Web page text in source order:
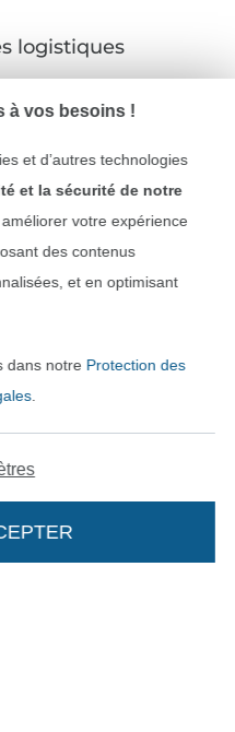
logistiques
à vos besoins !
et d’autres technologies
et la sécurité de notre
votre expérience
des contenus
et en optimisant
dans notre Protection des
.